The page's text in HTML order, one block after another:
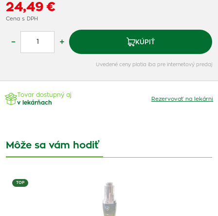
24,49 €
Cena s DPH
– + KÚPIŤ
Uvedené ceny platia iba pre internetový predaj
Tovar dostupný aj
v lekárňach
Rezervovať na lekárni
Môže sa vám hodiť
TOP